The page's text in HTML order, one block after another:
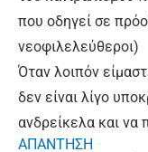
που οδηγεί σε
νεοφιλελεύθεροι)
Όταν λοιπόν
δεν είναι λίγο
ανδρείκελα και να
ΑΠΑΝΤΗΣΗ